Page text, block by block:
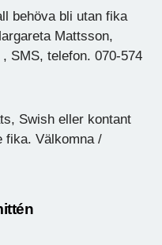
behöva bli utan fika
Mattsson,
, SMS, telefon. 070-574
Swish eller kontant
fika. Välkomna /